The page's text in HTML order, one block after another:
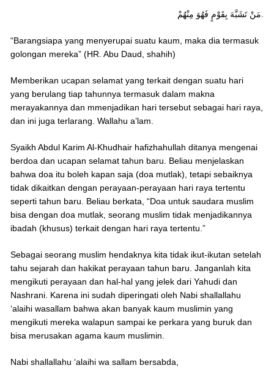
مَنْ تَشَبَّهَ بِقَوْمٍ فَهُوَ مِنْهُمْ.
“Barangsiapa yang menyerupai suatu kaum, maka dia termasuk
golongan mereka” (HR. Abu Daud, shahih)
Memberikan ucapan selamat yang terkait dengan suatu hari
yang berulang tiap tahunnya termasuk dalam makna
merayakannya dan mmenjadikan hari tersebut sebagai hari raya,
dan ini juga terlarang. Wallahu a’lam.
Syaikh Abdul Karim Al-Khudhair hafizhahullah ditanya mengenai
berdoa dan ucapan selamat tahun baru. Beliau menjelaskan
bahwa doa itu boleh kapan saja (doa mutlak), tetapi sebaiknya
tidak dikaitkan dengan perayaan-perayaan hari raya tertentu
seperti tahun baru. Beliau berkata, “Doa untuk saudara muslim
bisa dengan doa mutlak, seorang muslim tidak menjadikannya
ibadah (khusus) terkait dengan hari raya tertentu.”
Sebagai seorang muslim hendaknya kita tidak ikut-ikutan setelah
tahu sejarah dan hakikat perayaan tahun baru. Janganlah kita
mengikuti perayaan dan hal-hal yang jelek dari Yahudi dan
Nashrani. Karena ini sudah diperingati oleh Nabi shallallahu
‘alaihi wasallam bahwa akan banyak kaum muslimin yang
mengikuti mereka walapun sampai ke perkara yang buruk dan
bisa merusakan agama kaum muslimin.
Nabi shallallahu ‘alaihi wa sallam bersabda,